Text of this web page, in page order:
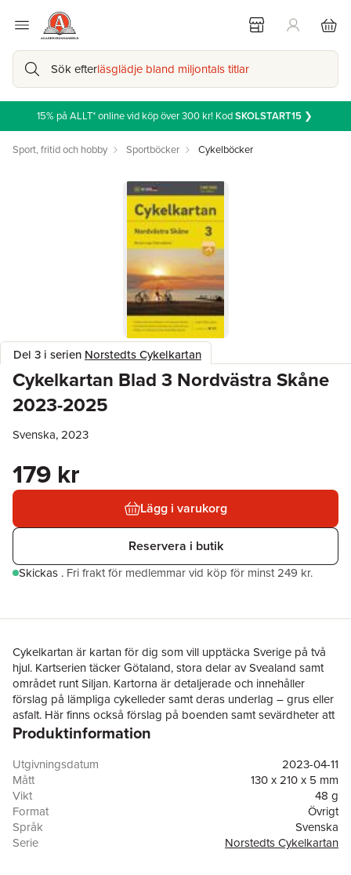
Sök efterläsglädje bland miljontals titlar
15% på ALLT* online vid köp över 300 kr! KodSKOLSTART15❯
Sport, fritid och hobby Sportböcker Cykelböcker
Del 3 i serien Norstedts Cykelkartan
Cykelkartan Blad 3 Nordvästra Skåne
2023-2025
Svenska, 2023
179 kr
Lägg i varukorg
Reservera i butik
Skickas . Fri frakt för medlemmar vid köp för minst 249 kr.
Cykelkartan är kartan för dig som vill upptäcka Sverige på två
hjul. Kartserien täcker Götaland, stora delar av Svealand samt
området runt Siljan. Kartorna är detaljerade och innehåller
förslag på lämpliga cykelleder samt deras underlag – grus eller
asfalt. Här finns också förslag på boenden samt sevärdheter att
besöka under cykelturen.
Produktinformation
Utgivningsdatum
2023-04-11
Mått
130 x 210 x 5 mm
Vikt
48 g
Format
Övrigt
Språk
Svenska
Serie
Norstedts Cykelkartan